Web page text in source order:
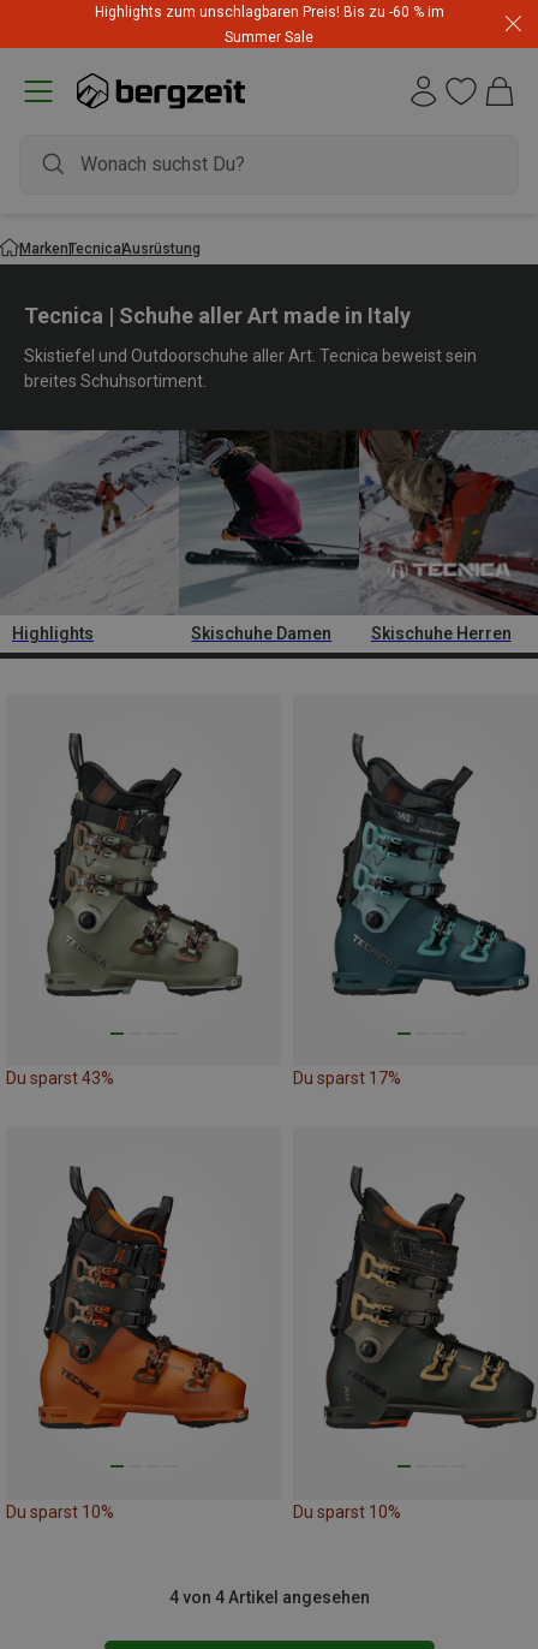
Highlights zum unschlagbaren Preis! Bis zu -60 % im
Summer Sale
MarkenTecnicaAusrüstung
Tecnica | Schuhe aller Art made in Italy
Skistiefel und Outdoorschuhe aller Art. Tecnica beweist sein
breites Schuhsortiment.
Highlights Skischuhe Damen Skischuhe Herren
Du sparst 43% Du sparst 17%
Du sparst 10% Du sparst 10%
4 von 4 Artikel angesehen